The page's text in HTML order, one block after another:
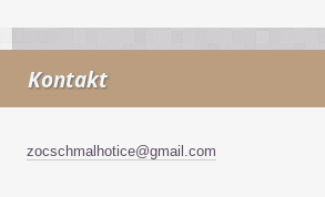
Kontakt
zocschmalhotice@gmail.com